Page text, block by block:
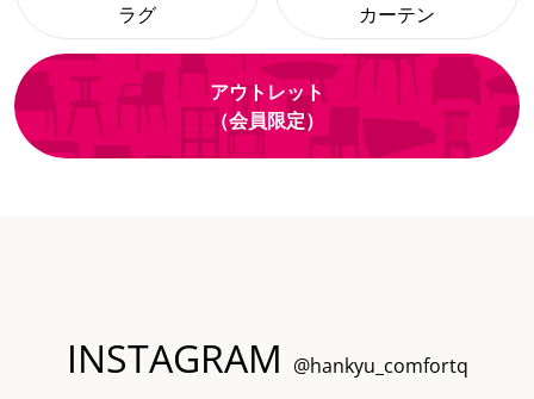
ラグ カーテン
アウトレット
（会員限定）
INSTAGRAM @hankyu_comfortq